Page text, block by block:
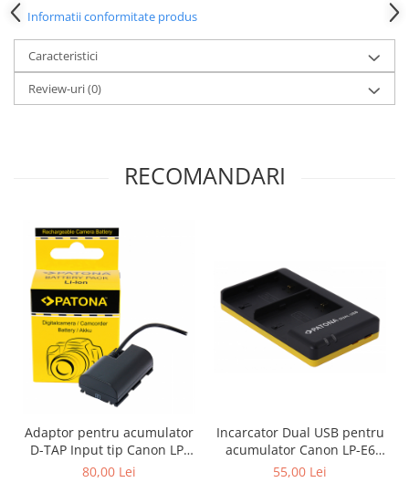
Custi aparate foto-video
Incarcatoare auto
Telefoane mobile
Informatii conformitate produs
Caracteristici
Review-uri(0)
RECOMANDARI
Adaptor pentru acumulator
D-TAP Input tip Canon LP-
E6N Patona
80,00 Lei
Incarcator Dual USB pentru
acumulator Canon LP-E6
Patona
55,00 Lei